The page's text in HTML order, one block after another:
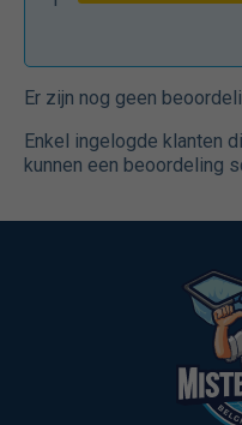
Er zijn nog geen
Enkel ingelogde klanten
kunnen een beoordeling